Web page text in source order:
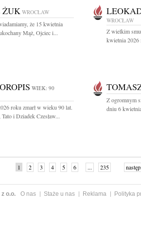
ŻUK WROCŁAW
że 15 kwietnia
Mąż, Ojciec i...
WROCŁAW
Z wielkim
kwietnia 2026
WIEK: 90
roku zmarł w wieku 90 lat.
i Dziadek Czesław...
Z ogromnym
dniu 6
1 2 3 4 5 6 ... 235
o.o. O nas Staże u nas Reklama
Polityka